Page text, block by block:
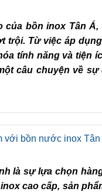
của bồn inox Tân
trội. Từ việc áp
tính năng và tiện
câu chuyện về
với bồn nước inox
là sự lựa chọn
cao cấp, sản